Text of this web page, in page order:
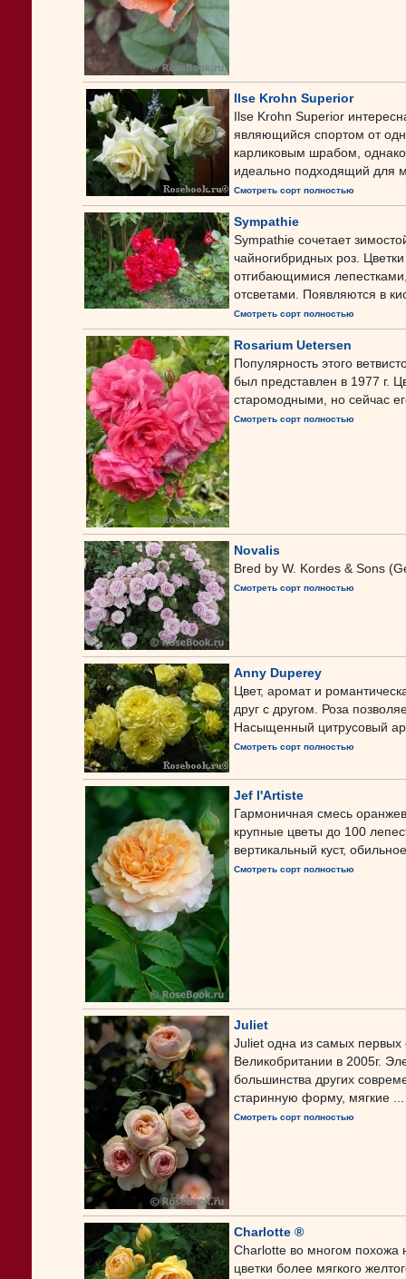
Ilse Krohn Superior
Ilse Krohn Superior
являющийся спортом от
карликовым шрабом,
идеально подходящий для
Смотреть сорт полностью
Sympathie
Sympathie сочетает
чайногибридных роз.
отгибающимися
отсветами. Появляются в
Смотреть сорт полностью
Rosarium Uetersen
Популярность этого
был представлен в 1977 г.
старомодными, но сейчас
Смотреть сорт полностью
Novalis
Bred by W. Kordes & Sons
Смотреть сорт полностью
Anny Duperey
Цвет, аромат и
друг с другом. Роза
Насыщенный цитрусовый
Смотреть сорт полностью
Jef l'Artiste
Гармоничная смесь
крупные цветы до 100
вертикальный куст,
Смотреть сорт полностью
Juliet
Juliet одна из самых первых
Великобритании в 2005г.
большинства других
старинную форму, мягкие ...
Смотреть сорт полностью
Charlotte ®
Charlotte во многом похожа
цветки более мягкого